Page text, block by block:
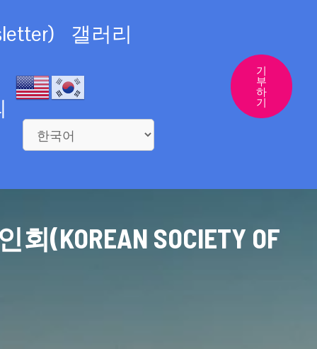
갤러리
기
부
하
기
SOCIETY OF